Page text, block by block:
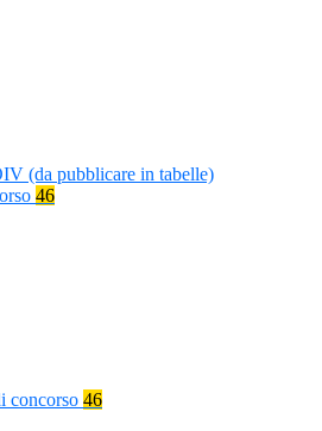
(da pubblicare in tabelle)
46
concorso 46